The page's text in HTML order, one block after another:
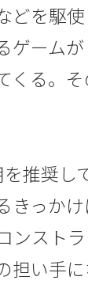
どを駆
ゲーム
くる。
推奨し
きっか
ンスト
担い手